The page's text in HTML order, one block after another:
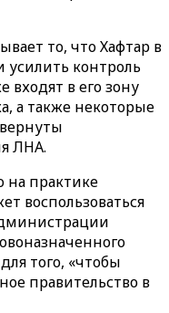
то, что Хафтар в
контроль
в его зону
а также некоторые
ЛНА.
на практике
воспользоваться
того, «чтобы
правительство в